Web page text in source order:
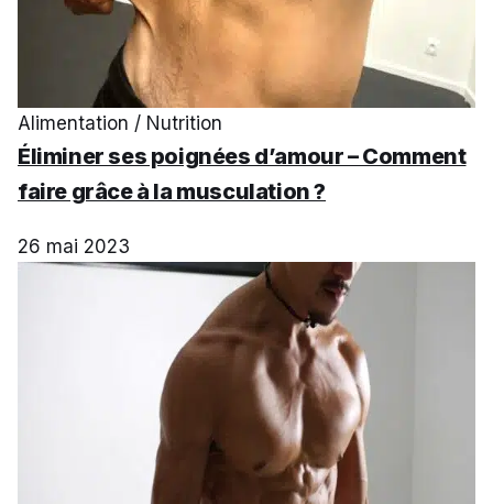
Alimentation / Nutrition
Éliminer ses poignées d’amour – Comment
faire grâce à la musculation ?
26 mai 2023